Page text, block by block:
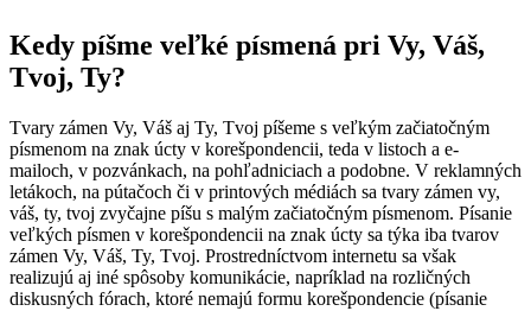
Kedy píšme veľké písmená pri Vy, Váš,
Tvoj, Ty?
Tvary zámen Vy, Váš aj Ty, Tvoj píšeme s veľkým začiatočným
písmenom na znak úcty v korešpondencii, teda v listoch a e-
mailoch, v pozvánkach, na pohľadniciach a podobne. V reklamných
letákoch, na pútačoch či v printových médiách sa tvary zámen vy,
váš, ty, tvoj zvyčajne píšu s malým začiatočným písmenom. Písanie
veľkých písmen v korešpondencii na znak úcty sa týka iba tvarov
zámen Vy, Váš, Ty, Tvoj. Prostredníctvom internetu sa však
realizujú aj iné spôsoby komunikácie, napríklad na rozličných
diskusných fórach, ktoré nemajú formu korešpondencie (písanie